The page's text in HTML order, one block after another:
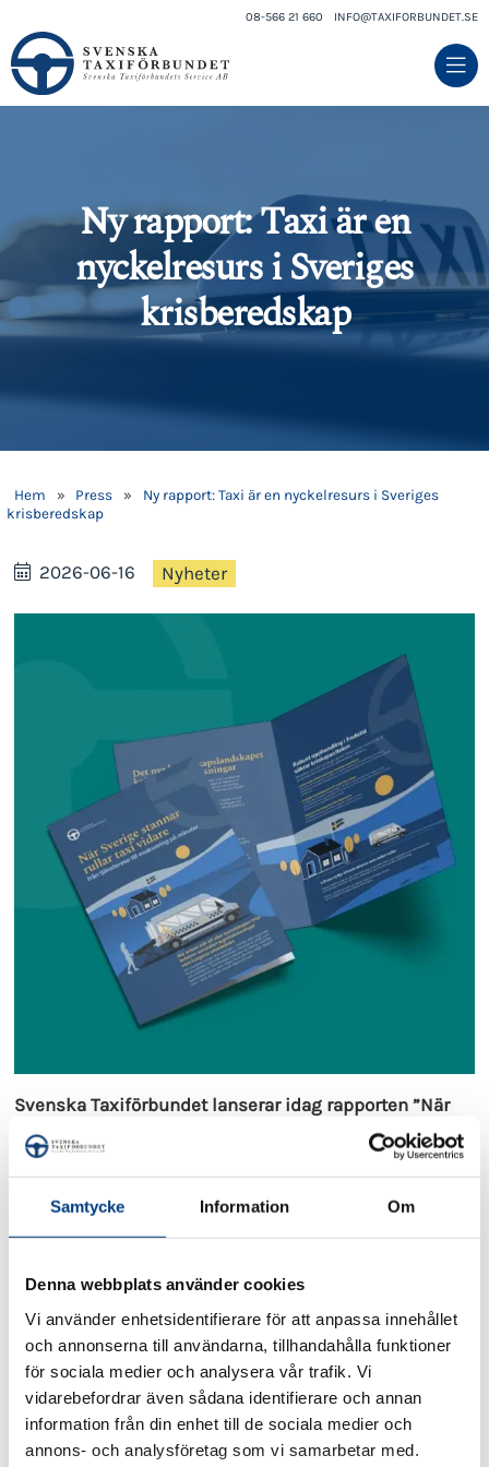
Samtycke Information Om
Denna webbplats använder cookies
Vi använder enhetsidentifierare för att anpassa innehållet
och annonserna till användarna, tillhandahålla funktioner
för sociala medier och analysera vår trafik. Vi
vidarebefordrar även sådana identifierare och annan
information från din enhet till de sociala medier och
annons- och analysföretag som vi samarbetar med.
08-566 21 660 INFO@TAXIFORBUNDET.SE
Ny rapport: Taxi är en
nyckelresurs i Sveriges
krisberedskap
Hem » Press »
Ny rapport: Taxi är en nyckelresurs i Sveriges
krisberedskap
2026-06-16 Nyheter
Svenska Taxiförbundet lanserar idag rapporten ”När
Sverige stannar rullar taxi vidare – från tjänsteresa till
evakuering på minuter”. Rapporten visar hur
taxinäringen kan bidra till Sveriges civila beredskap
och fungera som en flexibel förstärkningsresurs vid
där kommuner, regioner och myndigheter behöver
tänka nytt kring beredskap och resursanvändning.
Taxinäringen är en befintlig, rikstäckande
infrastruktur som redan finns på plats och som kan
ställa om på några minuter när samhället behöver det.
Med den här rapporten vill vi visa hur taxi kan bli en
ännu viktigare del av Sveriges samlade
krisberedskap, säger Natalee Ågren, vd för Svenska